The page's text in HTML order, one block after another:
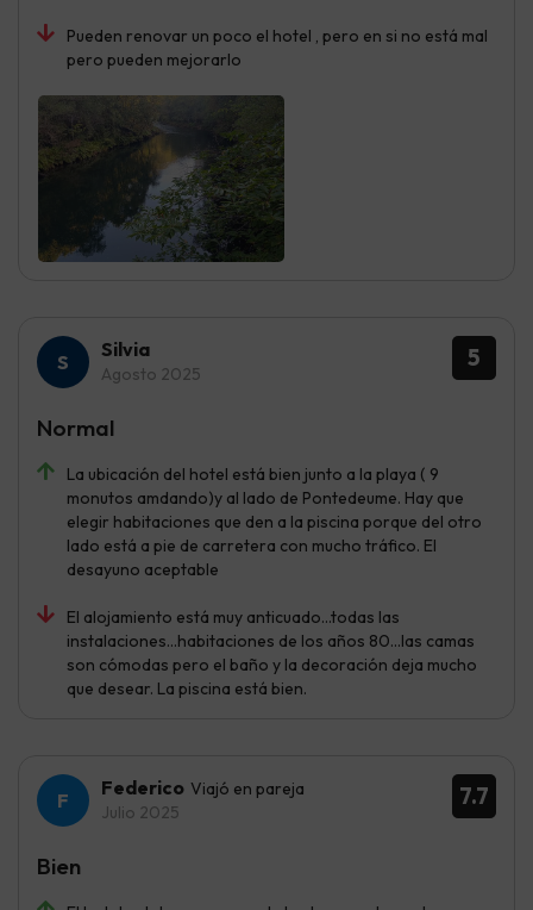
Pueden renovar un poco el hotel , pero en si no está mal
pero pueden mejorarlo
5
Silvia
Agosto 2025
La ubicación del hotel está bien junto a la playa ( 9
monutos amdando)y al lado de Pontedeume. Hay que
elegir habitaciones que den a la piscina porque del otro
lado está a pie de carretera con mucho tráfico. El
desayuno aceptable
El alojamiento está muy anticuado...todas las
instalaciones...habitaciones de los años 80...las camas
son cómodas pero el baño y la decoración deja mucho
que desear. La piscina está bien.
Normal
7.7
Federico Viajó en pareja
Julio 2025
Bien